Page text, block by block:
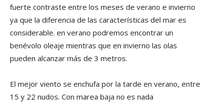
fuerte contraste entre los meses de verano e invierno
ya que la diferencia de las características del mar es
considerable. en verano podremos encontrar un
benévolo oleaje mientras que en invierno las olas
pueden alcanzar más de 3 metros.
El mejor viento se enchufa por la tarde en verano, entre
15 y 22 nudos. Con marea baja no es nada